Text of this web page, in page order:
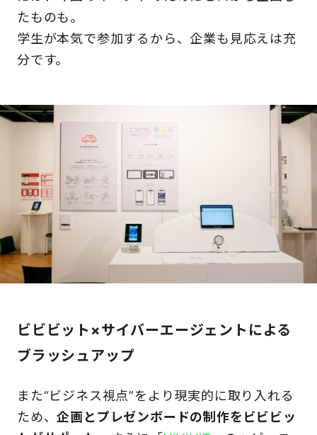
たものも。
学生が本気で参加するから、企業も見応えは充
分です。
ビビビット×サイバーエージェントによる
ブラッシュアップ
また“ビジネス視点”をより現実的に取り入れる
ため、企画とプレゼンボードの制作をビビビッ